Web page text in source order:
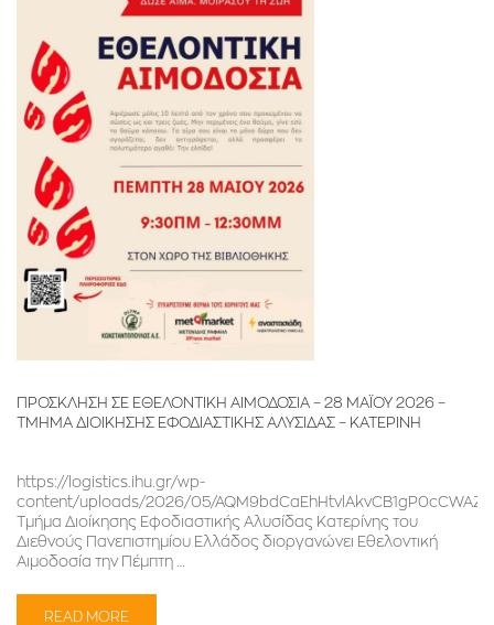
ΠΡΟΣΚΛΗΣΗ ΣΕ ΕΘΕΛΟΝΤΙΚΗ ΑΙΜΟΔΟΣΙΑ – 28 ΜΑΪΟΥ 2026 –
TMHMA ΔΙΟΙΚΗΣΗΣ ΕΦΟΔΙΑΣΤΙΚΗΣ ΑΛΥΣΙΔΑΣ – ΚΑΤΕΡΙΝΗ
https://logistics.ihu.gr/wp-
content/uploads/2026/05/
Τμήμα Διοίκησης Εφοδιαστικής Αλυσίδας Κατερίνης του
Διεθνούς Πανεπιστημίου Ελλάδος διοργανώνει Εθελοντική
Αιμοδοσία την Πέμπτη …
READ MORE